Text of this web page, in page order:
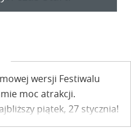
wersji Festiwalu
moc atrakcji.
piątek, 27 stycznia!